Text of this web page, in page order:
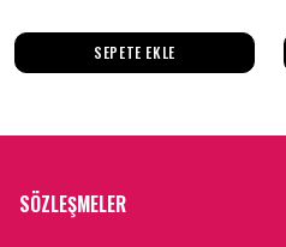
SEPETE EKLE
SÖZLEŞMELER